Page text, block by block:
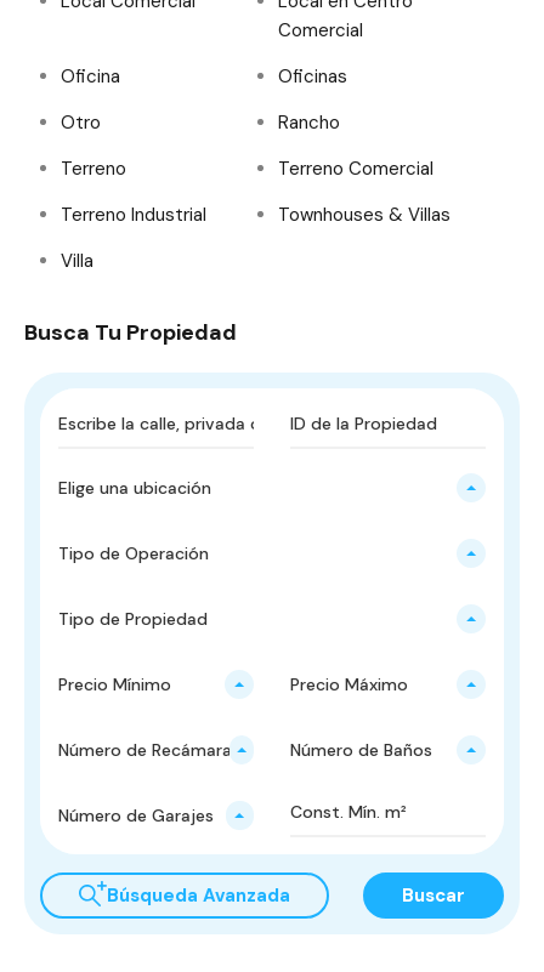
Comercial
Oficina
Oficinas
Otro
Rancho
Terreno
Terreno Comercial
Terreno Industrial
Townhouses & Villas
Villa
Busca Tu Propiedad
Elige una ubicación
Tipo de Operación
Tipo de Propiedad
Precio Mínimo Precio Máximo
Número de Recámaras Número de Baños
Número de Garajes
Búsqueda Avanzada Buscar